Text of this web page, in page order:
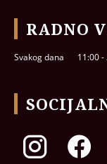
RADNO
Svakog dana 11:00 -